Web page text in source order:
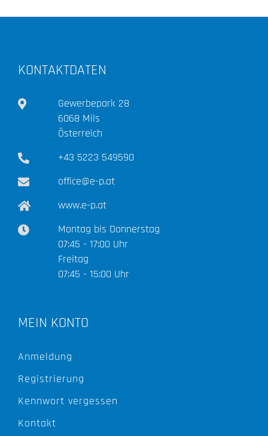
KONTAKTDATEN
Gewerbepark 28
6068 Mils
Österreich
+43 5223 549590
office@e-p.at
www.e-p.at
Montag bis Donnerstag
07:45 - 17:00 Uhr
Freitag
07:45 - 15:00 Uhr
MEIN KONTO
Anmeldung
Registrierung
Kennwort vergessen
Kontakt